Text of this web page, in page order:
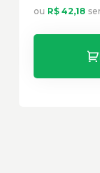
ou R$ 42,18